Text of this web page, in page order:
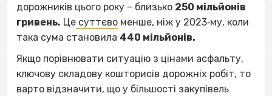
дорожників цього року – близько 250 мільйонів
гривень. Це суттєво менше, ніж у 2023‐му, коли
така сума становила 440 мільйонів.
Якщо порівнювати ситуацію з цінами асфальту,
ключову складову кошторисів дорожніх робіт, то
варто відзначити, що у більшості закупівель